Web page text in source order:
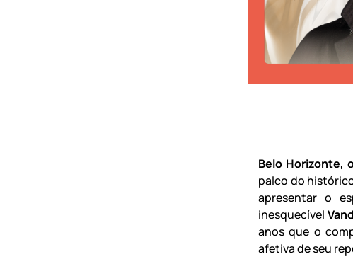
Belo Horizonte,
palco do
apresentar o
inesquecível
anos que o
afetiva de seu